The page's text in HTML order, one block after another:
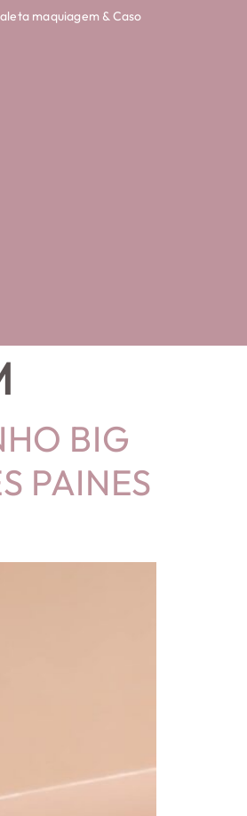
maquiagem & Caso
BIG
PAINES